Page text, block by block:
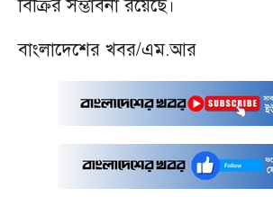
বিক্রির সম্ভাবনা রয়েছে।
বাংলাদেশের খবর/এম.আর